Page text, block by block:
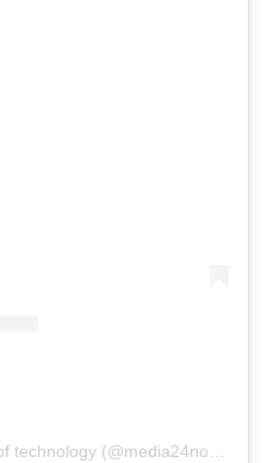
A post shared by World news of technology (@media24now)